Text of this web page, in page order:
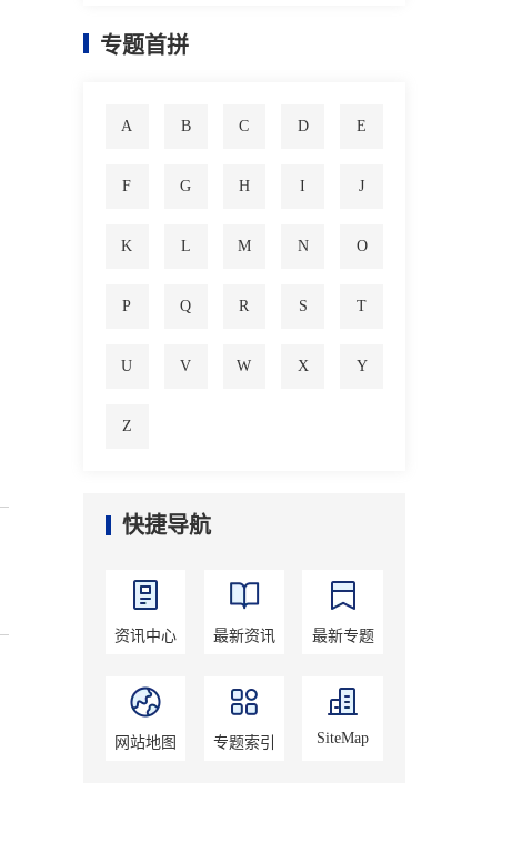
专题首拼
A B C D E
F G H I J
K L M N O
P Q R S T
U V W X Y
Z
快捷导航
资讯中心 最新资讯 最新专题
网站地图 专题索引 SiteMap